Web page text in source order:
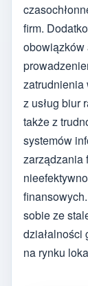
firm.
obowiązków
zatrudnienia
z usług biur
także z
systemów
zarządzania
sobie ze
działalności
na rynku